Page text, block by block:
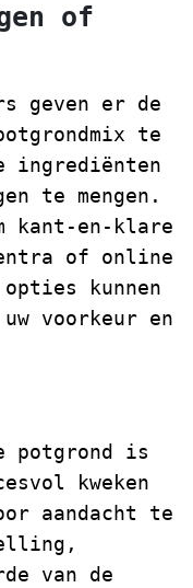
of
geven er de
te
ingrediënten
te mengen.
kant-en-klare
of online
kunnen
voorkeur en
potgrond is
kweken
aandacht te
van de